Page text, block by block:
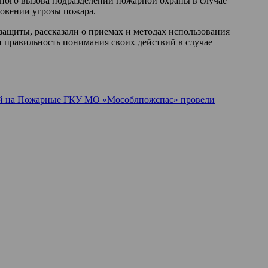
угрозы пожара.
рассказали о приемах и методах использования
понимания своих действий в случае
на Пожарные ГКУ МО «Мособлпожспас» провели